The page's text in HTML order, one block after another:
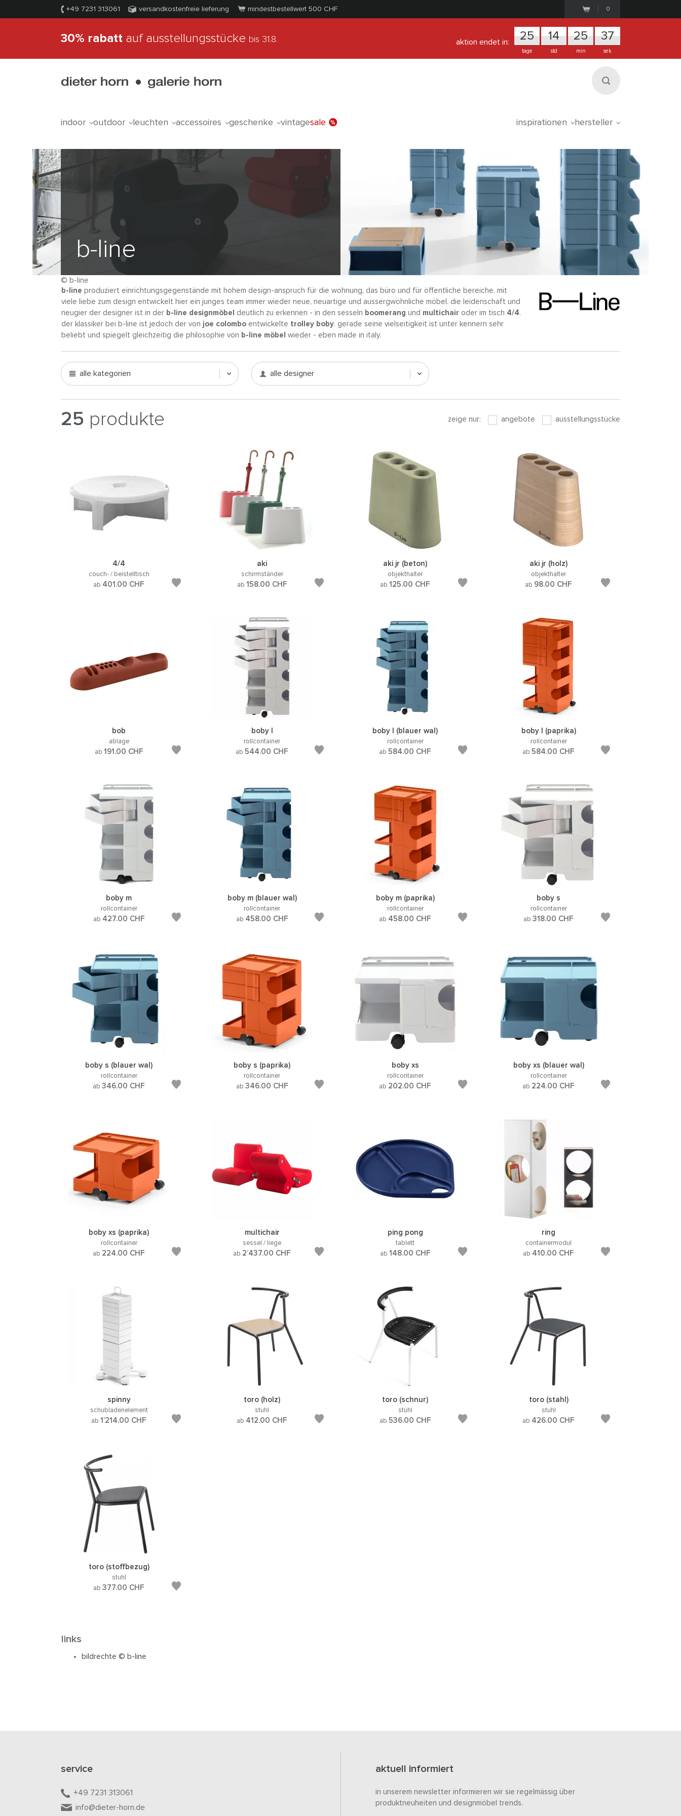
+49 7231 313061 versandkostenfreie lieferung mindestbestellwert 500 CHF 0
30% rabatt auf ausstellungsstücke bis 31.8. aktion endet in: 25
tage
14
std
25
min
37
sek
indoor outdoor leuchten accessoires geschenke vintagesale inspirationen hersteller
b-line
© b-line
b-line produziert einrichtungsgegenstände mit hohem design-anspruch für die wohnung, das büro und für öffentliche bereiche. mit
viele liebe zum design entwickelt hier ein junges team immer wieder neue, neuartige und aussergwöhnliche möbel. die leidenschaft und
neugier der designer ist in der b-line designmöbel deutlich zu erkennen - in den sesseln boomerang und multichair oder im tisch 4/4.
der klassiker bei b-line ist jedoch der von joe colomboentwickelte trolley boby. gerade seine vielseitigkeit ist unter kennern sehr
beliebt und spiegelt gleichzeitig die philosophie von b-line möbel wieder - eben made in italy.
alle kategorien alle designer
25 produkte zeige nur: angebote ausstellungsstücke
4/4
couch- / beistelltisch
ab 401.00 CHF
aki
schirmständer
ab 158.00 CHF
aki jr (beton)
objekthalter
ab125.00 CHF
aki jr (holz)
objekthalter
ab 98.00 CHF
bob
ablage
ab 191.00 CHF
boby l
rollcontainer
ab 544.00 CHF
boby l (blauer wal)
rollcontainer
ab 584.00 CHF
boby l (paprika)
rollcontainer
ab 584.00 CHF
boby m
rollcontainer
ab 427.00 CHF
boby m (blauer wal)
rollcontainer
ab 458.00 CHF
boby m (paprika)
rollcontainer
ab 458.00 CHF
boby s
rollcontainer
ab318.00 CHF
boby s (blauer wal)
rollcontainer
ab346.00 CHF
boby s (paprika)
rollcontainer
ab 346.00 CHF
boby xs
rollcontainer
ab 202.00 CHF
boby xs (blauer wal)
rollcontainer
ab 224.00 CHF
boby xs (paprika)
rollcontainer
ab 224.00 CHF
multichair
sessel / liege
ab 2’437.00 CHF
ping pong
tablett
ab 148.00 CHF
ring
containermodul
ab 410.00 CHF
spinny
schubladenelement
ab1’214.00 CHF
toro (holz)
stuhl
ab 412.00 CHF
toro (schnur)
stuhl
ab 536.00 CHF
toro (stahl)
stuhl
ab 426.00 CHF
toro (stoffbezug)
stuhl
ab377.00 CHF
links
bildrechte © b-line
service
+49 7231 313061
info@dieter-horn.de
aktuell informiert
in unserem newsletter informieren wir sie regelmässig über
produktneuheiten und designmöbel trends.